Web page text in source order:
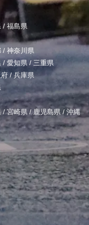
/ 福島県
/ 神奈川県
/ 愛知県 / 三重県
/兵庫県
/宮崎県 /鹿児島県 / 沖縄